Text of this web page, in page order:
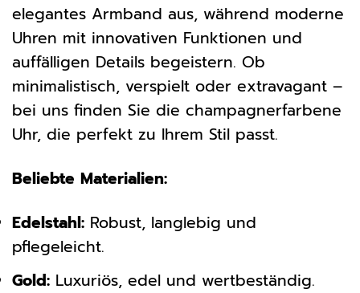
elegantes Armband aus, während moderne
Uhren mit innovativen Funktionen und
auffälligen Details begeistern. Ob
minimalistisch, verspielt oder extravagant –
bei uns finden Sie die champagnerfarbene
Uhr, die perfekt zu Ihrem Stil passt.
Beliebte Materialien:
Edelstahl: Robust, langlebig und
pflegeleicht.
Gold: Luxuriös, edel und wertbeständig.